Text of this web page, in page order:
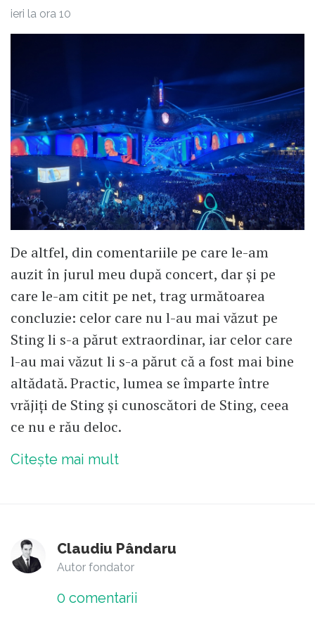
ieri la ora 10
De altfel, din comentariile pe care le-am
auzit în jurul meu după concert, dar și pe
care le-am citit pe net, trag următoarea
concluzie: celor care nu l-au mai văzut pe
Sting li s-a părut extraordinar, iar celor care
l-au mai văzut li s-a părut că a fost mai bine
altădată. Practic, lumea se împarte între
vrăjiți de Sting și cunoscători de Sting, ceea
ce nu e rău deloc.
Citește mai mult
Claudiu Pândaru
Autor fondator
0 comentarii